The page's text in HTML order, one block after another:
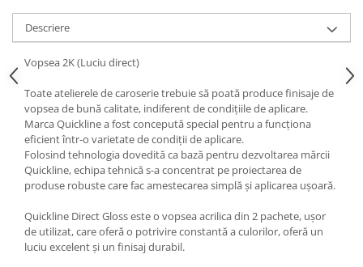
Pasla abraziva
Bloc manual slefuire
2.7 FILLER / PRIMER
Epoxy Primer
Filler
Filler UV
Intaritor Primer
Spray Primer
2.8 PREGATIREA VOPSELEI
Cupe mixare
Verificat vopseaua
Descriere
Vopsea 2K (Luciu direct)
Toate atelierele de caroserie trebuie să poată produce finisaje de
vopsea de bună calitate, indiferent de condițiile de aplicare.
Marca Quickline a fost concepută special pentru a funcționa
eficient într-o varietate de condiții de aplicare.
Folosind tehnologia dovedită ca bază pentru dezvoltarea mărcii
Quickline, echipa tehnică s-a concentrat pe proiectarea de
produse robuste care fac amestecarea simplă și aplicarea ușoară.
Quickline Direct Gloss este o vopsea acrilica din 2 pachete, ușor
de utilizat, care oferă o potrivire constantă a culorilor, oferă un
luciu excelent și un finisaj durabil.